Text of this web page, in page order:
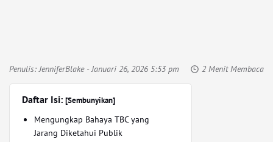
Penulis:JenniferBlake- Januari 26, 2026 5:53 pm 2 Menit Membaca
Daftar Isi: [Sembunyikan]
Mengungkap Bahaya TBC yang
Jarang Diketahui Publik